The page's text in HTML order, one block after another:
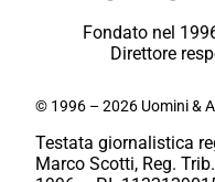
Fondato nel
Direttore
© 1996 – 2026 Uomini &
Testata giornalistica
Marco Scotti, Reg.